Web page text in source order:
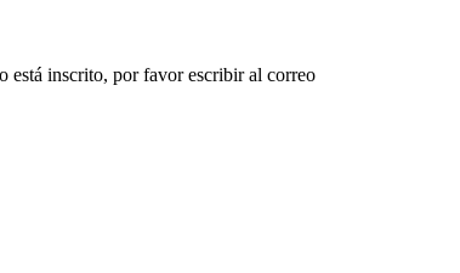
está inscrito, por favor escribir al correo